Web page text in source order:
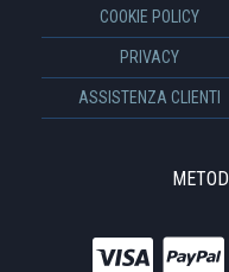
COOKIE POLICY
PRIVACY
ASSISTENZA CLIENTI